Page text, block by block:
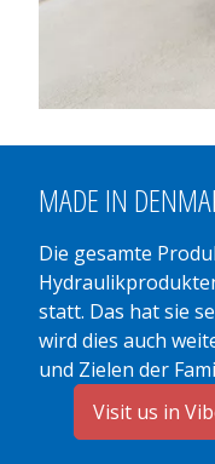
MADE IN
Die gesamte
statt. Das hat sie
wird dies auch
und Zielen der
Visit us in